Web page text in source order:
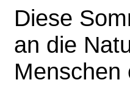
Diese
an die
Menschen